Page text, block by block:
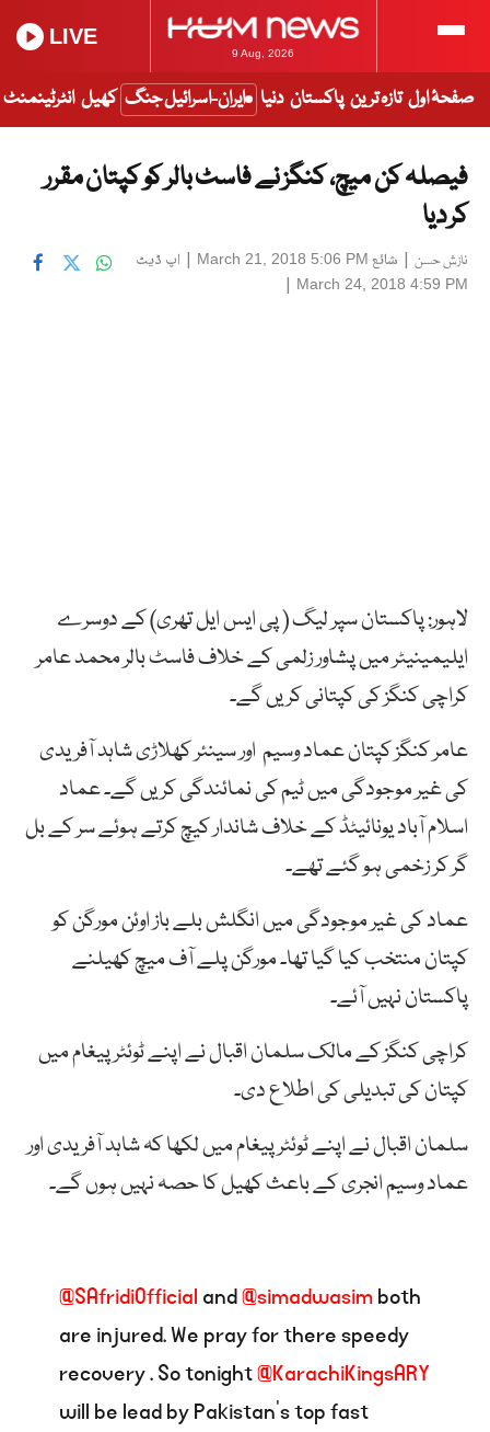
9 Aug, 2026
LIVE
صفحۂ اول تازہ ترین پاکستان دنیا ایران-اسرائیل جنگ کھیل انٹرٹینمنٹ
فیصلہ کن میچ، کنگز نے فاسٹ بالر کو کپتان مقرر
کر دیا
نازش حسن | شائع March 21, 2018 5:06 PM
| اپ ڈیٹ
March 24, 2018 4:59 PM
|
لاہور: پاکستان سپر لیگ ( پی ایس ایل تھری) کے دوسرے
ایلیمینیٹر میں پشاور زلمی کے خلاف فاسٹ بالر محمد عامر
کراچی کنگز کی کپتانی کریں گے۔
عامر کنگز کپتان عماد وسیم اور سینئر کھلاڑی شاہد آفریدی
کی غیر موجودگی میں ٹیم کی نمائندگی کریں گے۔ عماد
اسلام آباد یونائیٹڈ کے خلاف شاندار کیچ کرتے ہوئے سر کے بل
گر کر زخمی ہو گئے تھے۔
عماد کی غیر موجودگی میں انگلش بلے باز اوئن مورگن کو
کپتان منتخب کیا گیا تھا۔ مورگن پلے آف میچ کھیلنے
پاکستان نہیں آئے۔
کراچی کنگز کے مالک سلمان اقبال نے اپنے ٹوئٹر پیغام میں
کپتان کی تبدیلی کی اطلاع دی۔
سلمان اقبال نے اپنے ٹوئٹر پیغام میں لکھا کہ شاہد آفریدی اور
عماد وسیم انجری کے باعث کھیل کا حصہ نہیں ہوں گے۔
@SAfridiOfficial and@simadwasimboth
are injured. We pray for there speedy
recovery . So tonight@KarachiKingsARY
will be lead by Pakistan’s top fast